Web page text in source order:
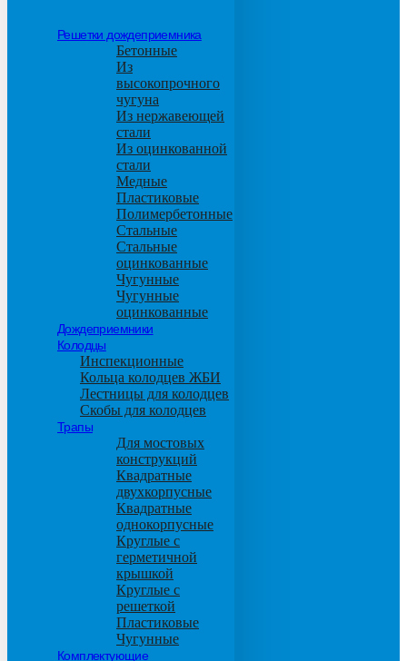
Решетки дождеприемника
Бетонные
Из
высокопрочного
чугуна
Из нержавеющей
стали
Из оцинкованной
стали
Медные
Пластиковые
Полимербетонные
Стальные
Стальные
оцинкованные
Чугунные
Чугунные
оцинкованные
Дождеприемники
Колодцы
Инспекционные
Кольца колодцев ЖБИ
Лестницы для колодцев
Скобы для колодцев
Трапы
Для мостовых
конструкций
Квадратные
двухкорпусные
Квадратные
однокорпусные
Круглые с
герметичной
крышкой
Круглые с
решеткой
Пластиковые
Чугунные
Комплектующие